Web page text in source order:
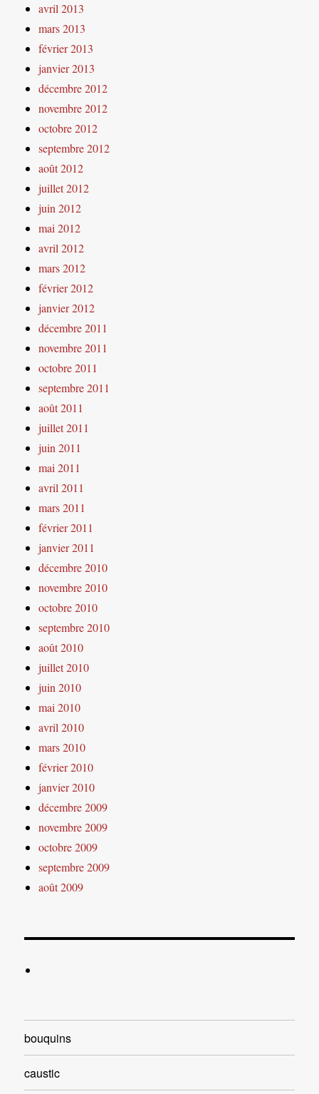
avril 2013
mars 2013
février 2013
janvier 2013
décembre 2012
novembre 2012
octobre 2012
septembre 2012
août 2012
juillet 2012
juin 2012
mai 2012
avril 2012
mars 2012
février 2012
janvier 2012
décembre 2011
novembre 2011
octobre 2011
septembre 2011
août 2011
juillet 2011
juin 2011
mai 2011
avril 2011
mars 2011
février 2011
janvier 2011
décembre 2010
novembre 2010
octobre 2010
septembre 2010
août 2010
juillet 2010
juin 2010
mai 2010
avril 2010
mars 2010
février 2010
janvier 2010
décembre 2009
novembre 2009
octobre 2009
septembre 2009
août 2009
bouquins
caustic